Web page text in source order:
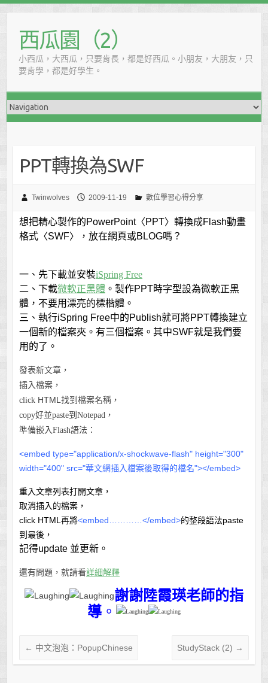
西瓜園（2）
小西瓜，大西瓜，只要肯長，都是好西瓜。小朋友，大朋友，只
要肯學，都是好學生。
PPT轉換為SWF
Twinwolves 2009-11-19 數位學習心得分享
想把精心製作的PowerPoint〈PPT〉 轉換成Flash動畫
格式〈SWF〉， 放在網頁或BLOG嗎？
一、先下載並安裝iSpring Free
二、下載微軟正黑體 。 製作PPT時字型設為微軟正黑
體，不要用漂亮的標楷體。
三、執行iSpring Free中的Publish就可將PPT轉換建立
一個新的檔案夾。有三個檔案。其中SWF就是我們要
用的了。
發表新文章，
插入檔案，
click HTML 找到檔案名稱，
copy好並paste到 Notepad，
準備嵌入Flash語法 ：
<embed type="application/x-shockwave-flash" height="300"
width="400" src="華文網插入檔案後取得的檔名"></embed>
重入文章列表打開文章，
取消插入的檔案，
click HTML 再將<embed………… </embed>的整段語法paste
到最後，
記得update 並更新。
還有問題，就請看詳細解釋
謝謝陸霞瑛老師的指
導。
← 中文泡泡：PopupChinese StudyStack (2) →